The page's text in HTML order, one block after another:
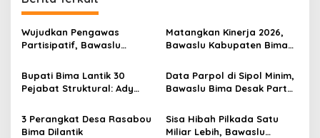
a
s
i
p
o
s
Wujudkan Pengawas
Partisipatif, Bawaslu
SMAN 2 Woha
Matangkan Kinerja 2026,
Bawaslu Kabupaten Bima
Divisi Hukum dan PS
Bupati Bima Lantik 30
Pejabat Struktural: Ady
Mutasi 2026
Data Parpol di Sipol Minim,
Bawaslu Bima Desak Partai
3 Perangkat Desa Rasabou
Bima Dilantik
Sisa Hibah Pilkada Satu
Miliar Lebih, Bawaslu